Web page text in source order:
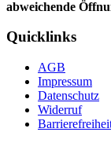
abweichende
Quicklinks
AGB
Impressum
Datenschutz
Widerruf